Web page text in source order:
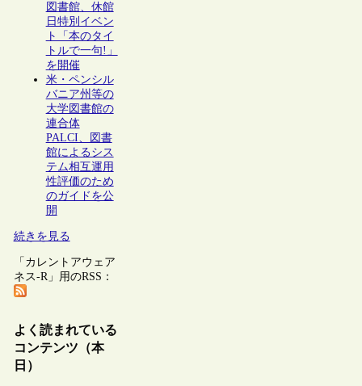
図書館、休館
日特別イベン
ト「本のタイ
トルで一句!」
を開催
米・ペンシル
バニア州等の
大学図書館の
連合体
PALCI、図書
館によるシス
テム相互運用
性評価のため
のガイドを公
開
続きを見る
「カレントアウェア
ネス-R」用のRSS：
よく読まれている
コンテンツ（本
日）